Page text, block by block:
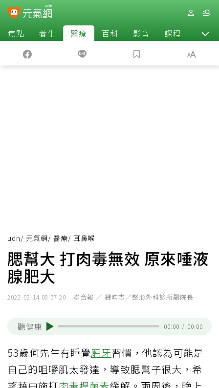
焦點 養生 醫療 百科 影音 課程 退休
udn/ 元氣網/ 醫療/ 耳鼻喉
腮幫大 打肉毒無效 原來唾液
腺肥大
2022-02-14 09:37:20 聯合報 ／ 鍾昀志／整形外科診所副院長
聽健康 00:00 / 00:00
53歲何先生有睡覺磨牙習慣，他認為可能是
自己的咀嚼肌太發達，導致腮幫子很大，希